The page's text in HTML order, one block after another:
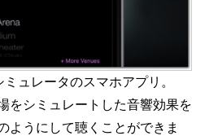
ュレータのスマホアプリ。
をシミュレートした音響効果を
ようにして聴くことができま